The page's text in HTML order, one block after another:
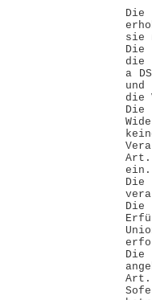
Die
sie
Die
die
a
die
Die
Art.
ein.
Die
Die
Die
Art.